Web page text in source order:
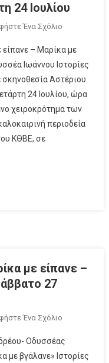
24 Ιουλίου
Ένα Σχόλιο
– Μαρίκα με
Ιωάννου Ιστορίες
Αστέριου
24 Ιουλίου, ώρα
χειροκρότημα των
περιοδεία
ΚΘΒΕ, σε
με είπανε –
27
Ένα Σχόλιο
Οδυσσέας
με βγάλανε» Ιστορίες